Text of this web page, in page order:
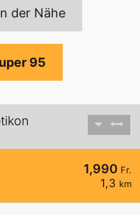
der Nähe
95
1,990 Fr.
1,3 km